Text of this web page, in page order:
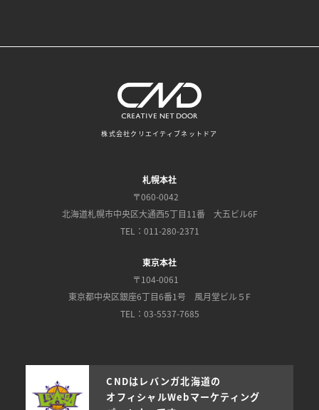
株式会社クリエイティブネットドア
札幌本社
〒060-0042
北海道札幌市中央区大通西5丁目11番 大五ビル6F
TEL：011-280-2371
東京本社
〒104-0061
東京都中央区銀座6丁目6番1号 風月堂ビル５F
TEL：03-5537-7685
CNDはレバンガ北海道の
オフィシャルWebマーケティング